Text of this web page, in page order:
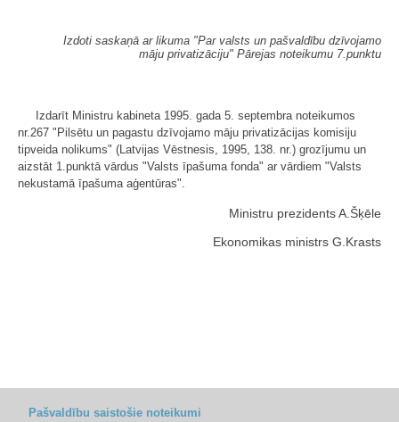
Izdoti saskaņā ar likuma "Par valsts un pašvaldību dzīvojamo
māju privatizāciju" Pārejas noteikumu 7.punktu
Izdarīt Ministru kabineta 1995. gada 5. septembra noteikumos
nr.267 "Pilsētu un pagastu dzīvojamo māju privatizācijas komisiju
tipveida nolikums" (Latvijas Vēstnesis, 1995, 138. nr.) grozījumu un
aizstāt 1.punktā vārdus "Valsts īpašuma fonda" ar vārdiem "Valsts
nekustamā īpašuma aģentūras".
Ministru prezidents A.Šķēle
Ekonomikas ministrs G.Krasts
Pašvaldību saistošie noteikumi